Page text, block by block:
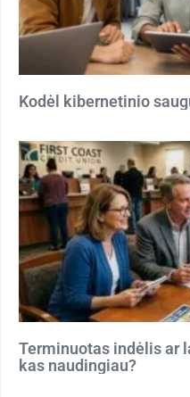
Kodėl kibernetinio
Terminuotas indėlis ar
kas naudingiau?